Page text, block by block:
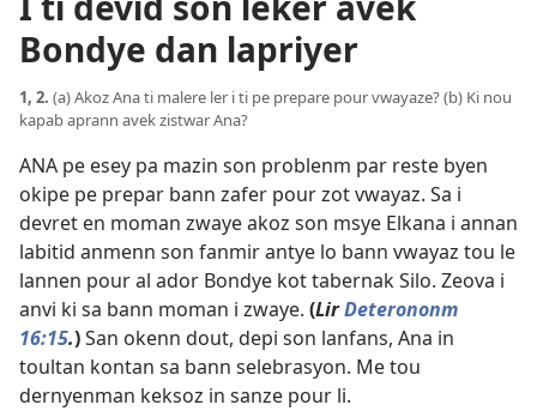
Bondye dan lapriyer
1, 2. (a) Akoz Ana ti malere ler i ti pe prepare pour vwayaze? (b) Ki nou
kapab aprann avek zistwar Ana?
ANA pe esey pa mazin son problenm par reste byen
okipe pe prepar bann zafer pour zot vwayaz. Sa i
devret en moman zwaye akoz son msye Elkana i annan
labitid anmenn son fanmir antye lo bann vwayaz tou le
lannen pour al ador Bondye kot tabernak Silo. Zeova i
anvi ki sa bann moman i zwaye. (LirDeterononm
16:15.)San okenn dout, depi son lanfans, Ana in
toultan kontan sa bann selebrasyon. Me tou
dernyenman keksoz in sanze pour li.